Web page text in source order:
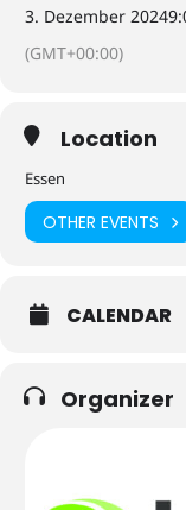
3. Dezember 2024
(GMT+00:00)
Location
Essen
OTHER EVENTS
CALENDAR
Organizer